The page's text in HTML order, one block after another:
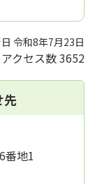
令和8年7月23日
アクセス数3652
先
番地1